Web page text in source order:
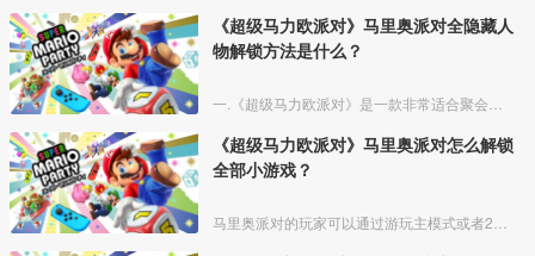
《超级马力欧派对》马里奥派对全隐藏人
物解锁方法是什么？
《超级马力欧派对》马里奥派对怎么解锁
全部小游戏？